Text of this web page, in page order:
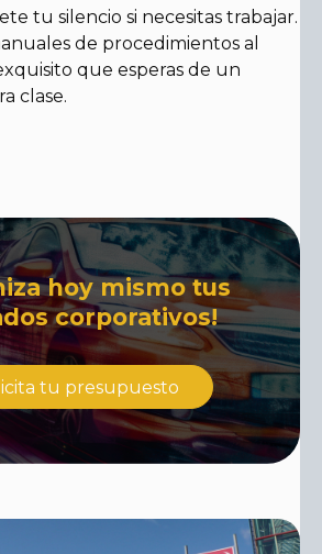
tu silencio si necesitas trabajar.
de procedimientos al
que esperas de un
clase.
hoy mismo tus
corporativos!
tu presupuesto